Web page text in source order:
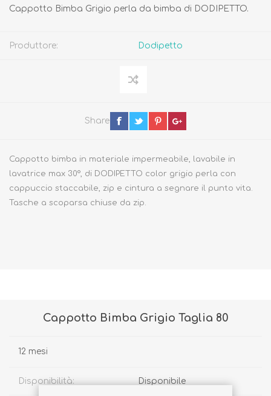
Cappotto Bimba Grigio perla da bimba di DODIPETTO.
Produttore: Dodipetto
Share
Cappotto bimba in materiale impermeabile, lavabile in
lavatrice max 30°, di DODIPETTO color grigio perla con
cappuccio staccabile, zip e cintura a segnare il punto vita.
Tasche a scoparsa chiuse da zip.
Cappotto Bimba Grigio Taglia 80
12 mesi
Disponibilità: Disponibile